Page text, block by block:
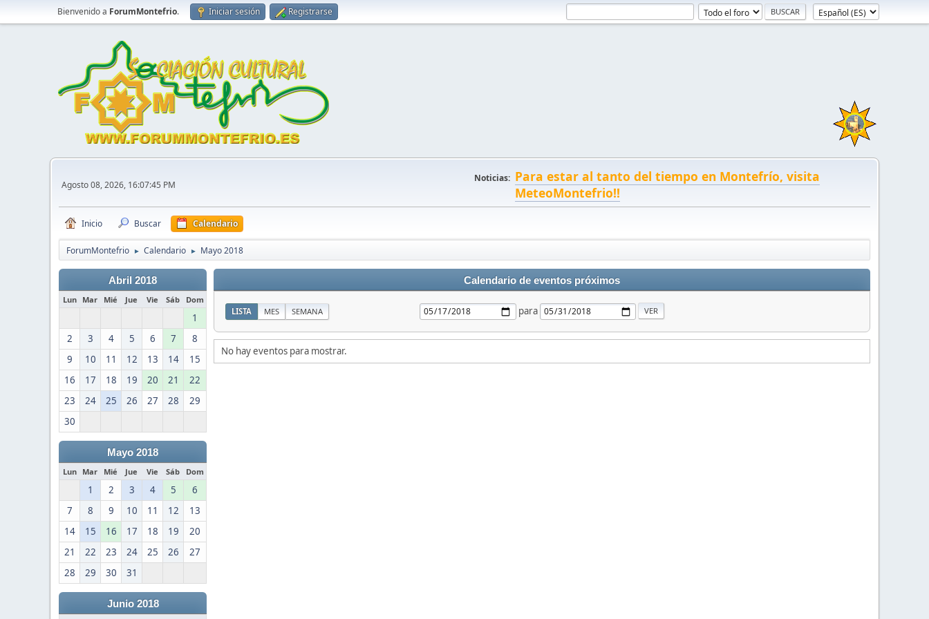
Bienvenido a ForumMontefrio. Iniciar sesión Registrarse
Agosto 08, 2026, 16:07:45 PM
Noticias: Para estar al tanto del tiempo en Montefrío, visita
MeteoMontefrio!!
Inicio Buscar Calendario
ForumMontefrio ► Calendario ► Mayo 2018
Abril 2018
Lun Mar Mié Jue Vie Sáb Dom
1
2
3 4 5 6 7
8
9
10 11 12 13 14
15
16
17 18 19 20 21
22
23
24 25 26 27 28
29
30
Mayo 2018
Lun Mar Mié Jue Vie Sáb Dom
1 2 3 4 5
6
7
8 9 10 11 12
13
14
15 16 17 18 19
20
21
22 23 24 25 26
27
28
29 30 31
Junio 2018
Calendario de eventos próximos
LISTA MES SEMANA para
No hay eventos para mostrar.